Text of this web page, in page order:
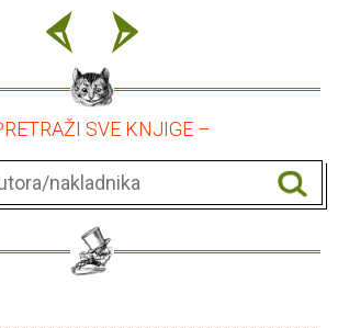
SVE KNJIGE –